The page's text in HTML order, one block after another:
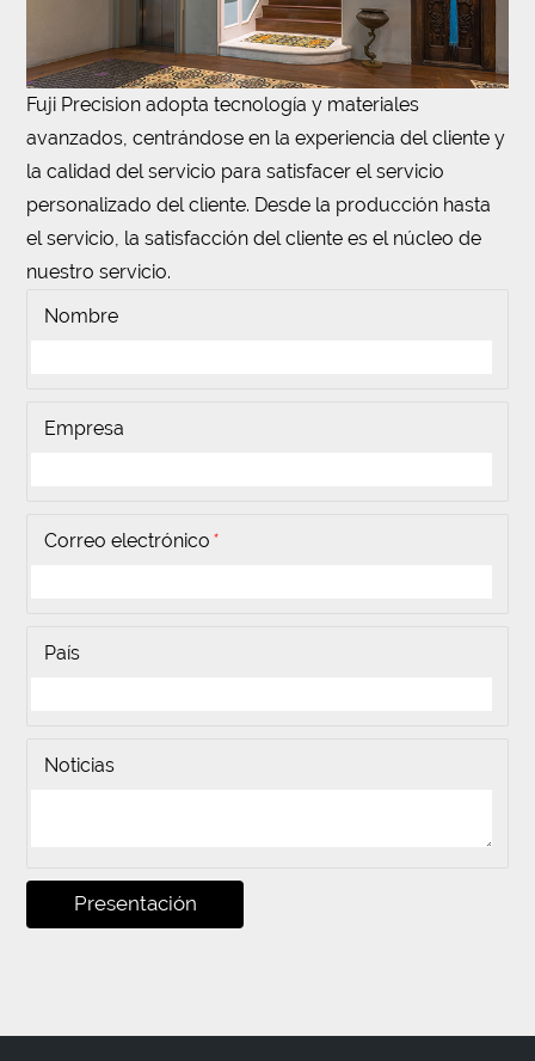
Fuji Precision adopta tecnología y materiales
avanzados, centrándose en la experiencia del cliente y
la calidad del servicio para satisfacer el servicio
personalizado del cliente. Desde la producción hasta
el servicio, la satisfacción del cliente es el núcleo de
nuestro servicio.
Nombre
Empresa
*
Correo electrónico
País
Noticias
Presentación